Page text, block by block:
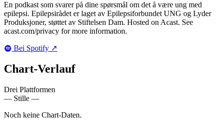
En podkast som svarer på dine spørsmål om det å være ung med
epilepsi. Epilepsirådet er laget av Epilepsiforbundet UNG og Lyder
Produksjoner, støttet av Stiftelsen Dam. Hosted on Acast. See
acast.com/privacy for more information.
Bei Spotify ↗
Chart-Verlauf
Drei Plattformen
— Stille —
Noch keine Chart-Daten.